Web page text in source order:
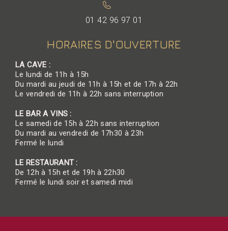
01 42 96 97 01
HORAIRES D'OUVERTURE
LA CAVE :
Le lundi de 11h à 15h
Du mardi au jeudi de 11h à 15h et de 17h à 22h
Le vendredi de 11h à 22h sans interruption
LE BAR A VINS :
Le samedi de 15h à 22h sans interruption
Du mardi au vendredi de 17h30 à 23h
Fermé le lundi
LE RESTAURANT :
De 12h à 15h et de 19h à 22h30
Fermé le lundi soir et samedi midi